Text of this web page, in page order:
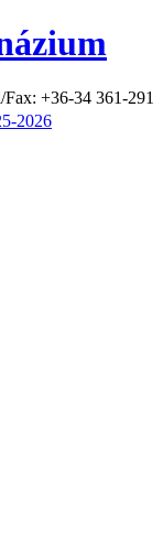
+36-34 361-291
2026